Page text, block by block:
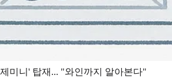
미니' 탑재... "와인까지 알아본다"